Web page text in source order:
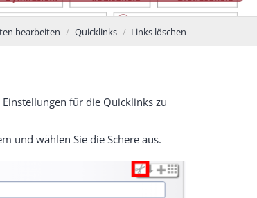
bearbeiten Quicklinks Links löschen
für die Quicklinks zu
und wählen Sie die Schere aus.